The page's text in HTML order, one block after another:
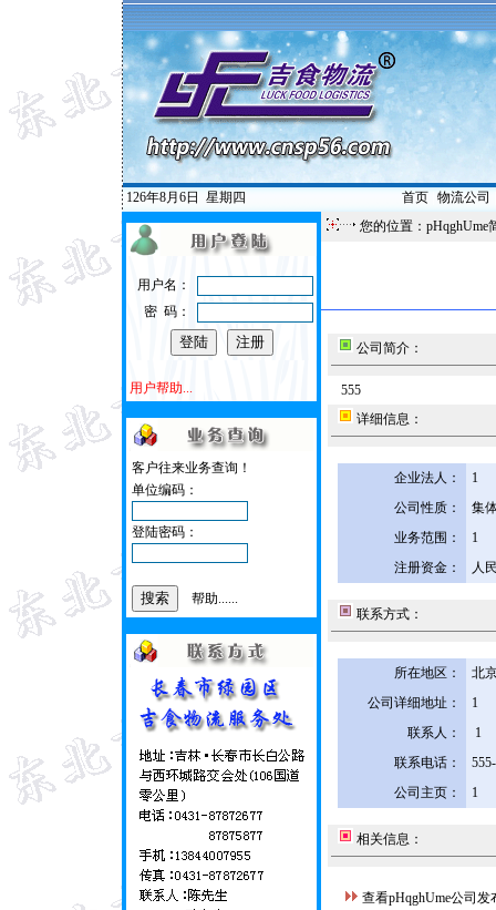
126年8月6日 星期四 首页| 物流公司
用户名：
密 码：
用户帮助...
客户往来业务查询！
单位编码：
登陆密码：
帮助......
您的位置：pHqghUme
公司简介：
555
详细信息：
企业法人：
1
公司性质：
集
业务范围：
1
注册资金：
人
联系方式：
所在地区：
北
公司详细地址：
1
联系人：
1
联系电话：
公司主页：
1
相关信息：
查看pHqghUme公司发